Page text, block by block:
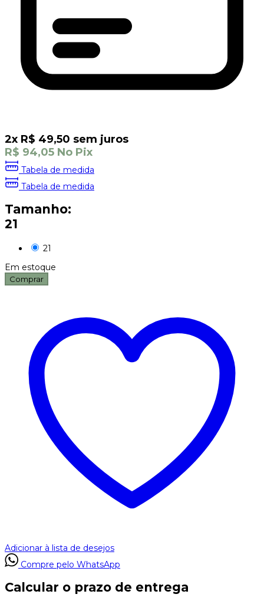
2x R$ 49,50 sem juros
R$ 94,05 No Pix
Tabela de medida
Tabela de medida
Tamanho:
21
21
Em estoque
Comprar
Adicionar à lista de desejos
Compre pelo WhatsApp
Calcular o prazo de entrega